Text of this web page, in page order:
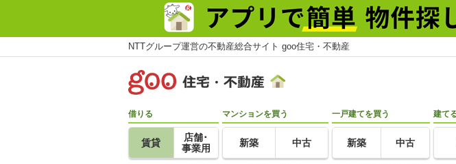
NTTグループ運営の不動産総合サイト goo住宅・不動産
借りる
賃貸
店舗･
事業用
マンションを買う
新築 中古
一戸建てを買う
新築 中古
建て